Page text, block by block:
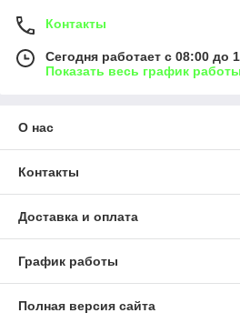
Контакты
Сегодня работает с 08:00 до
Показать весь график работы
О нас
Контакты
Доставка и оплата
График работы
Полная версия сайта